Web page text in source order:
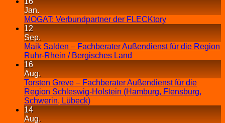
Jan.
MOGAT: Verbundpartner der FLECKtory
12
Sep.
Maik Salden – Fachberater Außendienst für die Region
Ruhr-Rhein / Bergisches Land
16
Aug.
Torsten Greve – Fachberater Außendienst für die
Region Schleswig-Holstein (Hamburg, Flensburg,
Schwerin, Lübeck)
14
Aug.